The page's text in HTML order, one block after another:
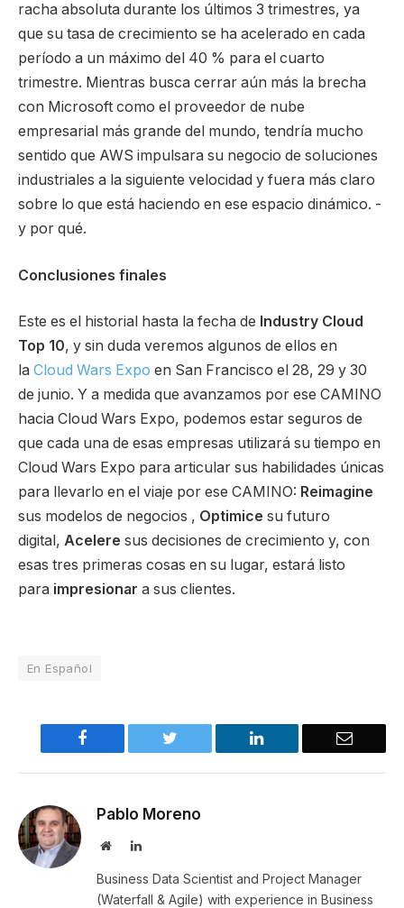
racha absoluta durante los últimos 3 trimestres, ya
que su tasa de crecimiento se ha acelerado en cada
período a un máximo del 40 % para el cuarto
trimestre. Mientras busca cerrar aún más la brecha
con Microsoft como el proveedor de nube
empresarial más grande del mundo, tendría mucho
sentido que AWS impulsara su negocio de soluciones
industriales a la siguiente velocidad y fuera más claro
sobre lo que está haciendo en ese espacio dinámico. -
y por qué.
Conclusiones finales
Este es el historial hasta la fecha de Industry Cloud
Top 10, y sin duda veremos algunos de ellos en
la Cloud Wars Expo en San Francisco el 28, 29 y 30
de junio. Y a medida que avanzamos por ese CAMINO
hacia Cloud Wars Expo, podemos estar seguros de
que cada una de esas empresas utilizará su tiempo en
Cloud Wars Expo para articular sus habilidades únicas
para llevarlo en el viaje por ese CAMINO: Reimagine
sus modelos de negocios , Optimice su futuro
digital, Acelere sus decisiones de crecimiento y, con
esas tres primeras cosas en su lugar, estará listo
para impresionar a sus clientes.
En Español
Facebook Twitter LinkedIn Email
Pablo Moreno
WebsiteLinkedIn
Business Data Scientist and Project Manager
(Waterfall & Agile) with experience in Business